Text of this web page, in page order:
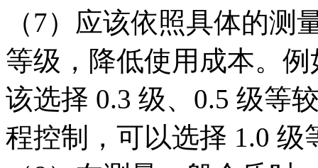
（7）应该依照具体的
等级，降低使用成本。
该选择 0.3 级、0.5 级等
程控制，可以选择 1.0 级